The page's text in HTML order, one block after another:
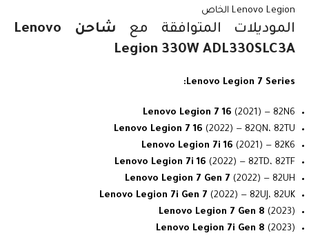
Lenovo Legion الخاص
الموديلات المتوافقة مع
شاحن Lenovo
Legion 330W ADL330SLC3A
Lenovo Legion 7 Series:
Lenovo Legion 7 16 (2021) — 82N6
Lenovo Legion 7 16 (2022) — 82QN، 82TU
Lenovo Legion 7i 16 (2021) — 82K6
Lenovo Legion 7i 16 (2022) — 82TD، 82TF
Lenovo Legion 7 Gen 7 (2022) — 82UH
Lenovo Legion 7i Gen 7 (2022) — 82UJ، 82UK
Lenovo Legion 7 Gen 8 (2023)
Lenovo Legion 7i Gen 8 (2023)